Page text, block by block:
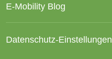
E-Mobility Blog
Datenschutz-Einstellungen